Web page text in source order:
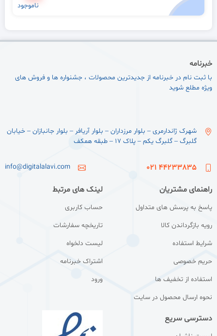
ناموجود
خبرنامه
با ثبت نام در خبرنامه از جدیدترین محصولات ، جشنواره ها و فروش های
ویژه مطلع شوید
شهرک ژاندارمری – بلوار مرزداران – بلوار آریافر – بلوار جانبازان – خیابان
گلبرگ – گلبرگ یکم – پلاک ۱۷ – طبقه همکف
44233835 021
info@digitalalavi.com
راهنمای مشتریان
پاسخ به پرسش های متداول
رویه بازگرداندن کالا
شرایط استفاده
حریم خصوصی
استفاده از تخفیف ها
نحوه ارسال محصول در سایت
لینک های مرتبط
حساب کاربری
تاریخچه سفارشات
لیست دلخواه
اشتراک خبرنامه
ورود
دسترسی سریع